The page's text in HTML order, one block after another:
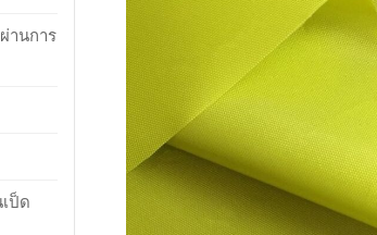
านการ
ป็ด